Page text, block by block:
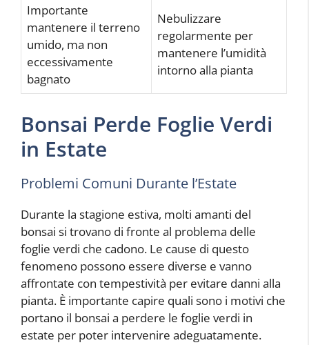
Importante
mantenere il terreno
umido, ma non
eccessivamente
bagnato
Nebulizzare
regolarmente per
mantenere l’umidità
intorno alla pianta
Bonsai Perde Foglie Verdi
in Estate
Problemi Comuni Durante l’Estate
Durante la stagione estiva, molti amanti del
bonsai si trovano di fronte al problema delle
foglie verdi che cadono. Le cause di questo
fenomeno possono essere diverse e vanno
affrontate con tempestività per evitare danni alla
pianta. È importante capire quali sono i motivi che
portano il bonsai a perdere le foglie verdi in
estate per poter intervenire adeguatamente.